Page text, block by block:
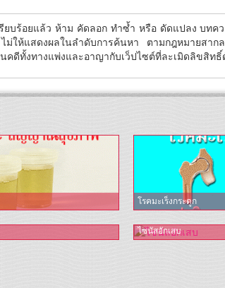
ยบร้อยแล้ว ห้าม คัดลอก ทำซ้ำ หรือ ดัดแปลง บทค
ให้แสดงผลในลำดับการค้นหา ตามกฎหมายสาก
คดีทั้งทางแพ่งและอาญากับเว็ปไซต์ที่ละเมิดลิขสิทธิ์
โรคมะเร็งกระดูก
ไซนัสอักเสบ